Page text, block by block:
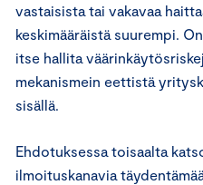
vastaisista tai vakavaa
keskimääräistä suurempi.
itse hallita
mekanismein eettistä
sisällä.
Ehdotuksessa toisaalta
ilmoituskanavia